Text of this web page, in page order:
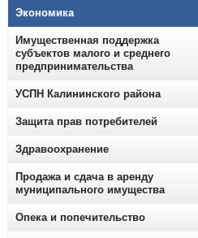
Экономика
Имущественная поддержка
субъектов малого и среднего
предпринимательства
УСПН Калининского района
Защита прав потребителей
Здравоохранение
Продажа и сдача в аренду
муниципального имущества
Опека и попечительство